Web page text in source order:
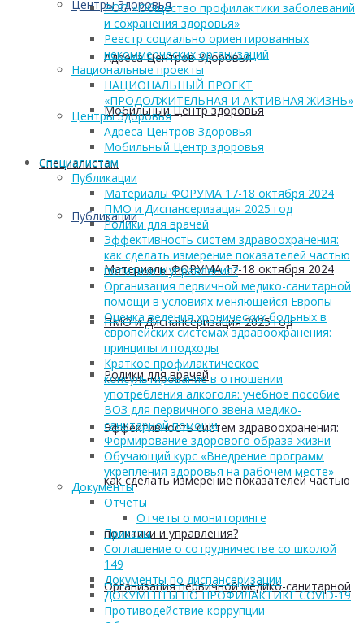
Центры Здоровья
Адреса Центров Здоровья
Мобильный Центр здоровья
Cпециалистам
Публикации
Материалы ФОРУМА 17-18 октября 2024
ПМО и Диспансеризация 2025 год
Ролики для врачей
Эффективность систем здравоохранения:
как сделать измерение показателей частью
политики и управления?
Организация первичной медико-санитарной
РОО «Общество профилактики заболеваний
и сохранения здоровья»
Реестр социально ориентированных
некоммерческих организаций
Национальные проекты
НАЦИОНАЛЬНЫЙ ПРОЕКТ
«ПРОДОЛЖИТЕЛЬНАЯ И АКТИВНАЯ ЖИЗНЬ»
Центры Здоровья
Адреса Центров Здоровья
Мобильный Центр здоровья
Cпециалистам
Публикации
Материалы ФОРУМА 17-18 октября 2024
ПМО и Диспансеризация 2025 год
Ролики для врачей
Эффективность систем здравоохранения:
как сделать измерение показателей частью
политики и управления?
Организация первичной медико-санитарной
помощи в условиях меняющейся Европы
Оценка ведения хронических больных в
европейских системах здравоохранения:
принципы и подходы
Краткое профилактическое
консультирование в отношении
употребления алкоголя: учебное пособие
ВОЗ для первичного звена медико-
санитарной помощи
Формирование здорового образа жизни
Обучающий курс «Внедрение программ
укрепления здоровья на рабочем месте»
Документы
Отчеты
Отчеты о мониторинге
Приказы
Соглашение о сотрудничестве со школой
149
Документы по диспансеризации
ДОКУМЕНТЫ ПО ПРОФИЛАКТИКЕ COVID-19
Противодействие коррупции